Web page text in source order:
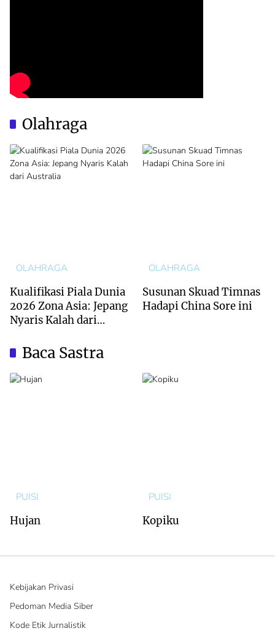
Olahraga
OLAHRAGA
Kualifikasi Piala Dunia
2026 Zona Asia: Jepang
Nyaris Kalah dari
OLAHRAGA
Susunan Skuad Timnas
Hadapi China Sore ini
Baca Sastra
PUISI
Hujan
PUISI
Kopiku
Kebijakan Privasi
Pedoman Media Siber
Kode Etik Jurnalistik